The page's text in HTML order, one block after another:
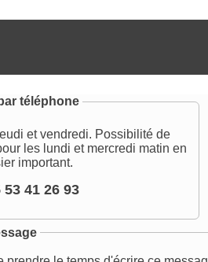
téléphone
et vendredi. Possibilité de
les lundi et mercredi matin en
important.
53 41 26 93